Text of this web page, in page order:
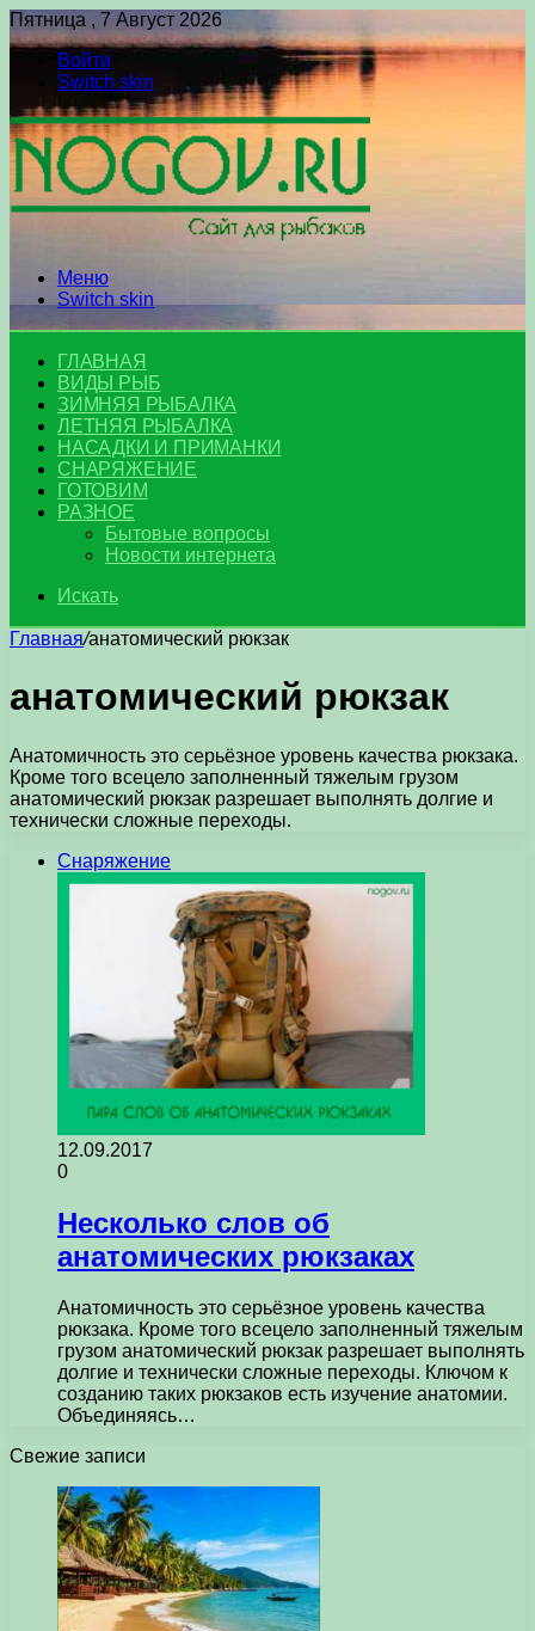
Пятница , 7 Август 2026
Войти
Switch skin
Меню
Switch skin
ГЛАВНАЯ
ВИДЫ РЫБ
ЗИМНЯЯ РЫБАЛКА
ЛЕТНЯЯ РЫБАЛКА
НАСАДКИ И ПРИМАНКИ
СНАРЯЖЕНИЕ
ГОТОВИМ
РАЗНОЕ
Бытовые вопросы
Новости интернета
Искать
Главная/анатомический рюкзак
анатомический рюкзак
Анатомичность это серьёзное уровень качества рюкзака.
Кроме того всецело заполненный тяжелым грузом
анатомический рюкзак разрешает выполнять долгие и
технически сложные переходы.
Снаряжение
12.09.2017
0
Несколько слов об
анатомических рюкзаках
Анатомичность это серьёзное уровень качества
рюкзака. Кроме того всецело заполненный тяжелым
грузом анатомический рюкзак разрешает выполнять
долгие и технически сложные переходы. Ключом к
созданию таких рюкзаков есть изучение анатомии.
Объединяясь…
Свежие записи